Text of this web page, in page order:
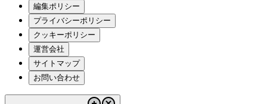
編集ポリシー
プライバシーポリシー
クッキーポリシー
運営会社
サイトマップ
お問い合わせ